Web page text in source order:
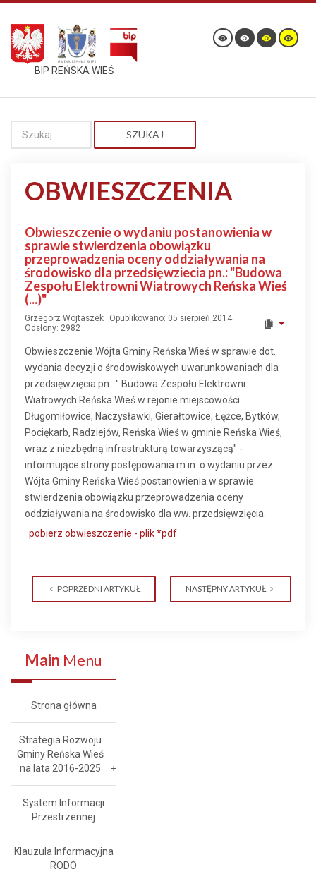
BIP REŃSKA WIEŚ
SZUKAJ
OBWIESZCZENIA
Obwieszczenie o wydaniu postanowienia w
sprawie stwierdzenia obowiązku
przeprowadzenia oceny oddziaływania na
środowisko dla przedsięwziecia pn.: "Budowa
Zespołu Elektrowni Wiatrowych Reńska Wieś
(...)"
Grzegorz Wojtaszek
Opublikowano: 05 sierpień 2014
Odsłony: 2982
Obwieszczenie Wójta Gminy Reńska Wieś w sprawie dot.
wydania decyzji o środowiskowych uwarunkowaniach dla
przedsięwzięcia pn.: " Budowa Zespołu Elektrowni
Wiatrowych Reńska Wieś w rejonie miejscowości
Długomiłowice, Naczysławki, Gierałtowice, Łężce, Bytków,
Pociękarb, Radziejów, Reńska Wieś w gminie Reńska Wieś,
wraz z niezbędną infrastrukturą towarzyszącą" -
informujące strony postępowania m.in. o wydaniu przez
Wójta Gminy Reńska Wieś postanowienia w sprawie
stwierdzenia obowiązku przeprowadzenia oceny
oddziaływania na środowisko dla ww. przedsięwzięcia.
pobierz obwieszczenie - plik *pdf
POPRZEDNI ARTYKUŁ NASTĘPNY ARTYKUŁ
Main Menu
Strona główna
Strategia Rozwoju
Gminy Reńska Wieś
na lata 2016-2025
System Informacji
Przestrzennej
Klauzula Informacyjna
RODO